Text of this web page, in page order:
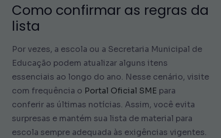
Como confirmar as regras da
lista
Por vezes, a escola ou a Secretaria Municipal de
Educação podem atualizar alguns itens
essenciais ao longo do ano. Nesse cenário, visite
com frequência o Portal Oficial SME para
conferir as últimas notícias. Assim, você evita
surpresas e mantém sua lista de material para
escola sempre adequada às exigências vigentes.